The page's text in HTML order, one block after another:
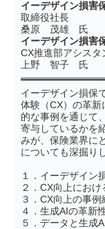
イーデザイン損害
取締役社長
桑原 茂雄 氏
イーデザイン損害
CX推進部アシスタ
上野 智子 氏
イーデザイン損保
体験（CX）の革
的な事例を通じて
寄与しているかを
みが、保険業界に
についても深掘り
１．イーデザイン
２．CX向上にお
３．CX向上の事例
４．生成AIの革新
５．データと生成